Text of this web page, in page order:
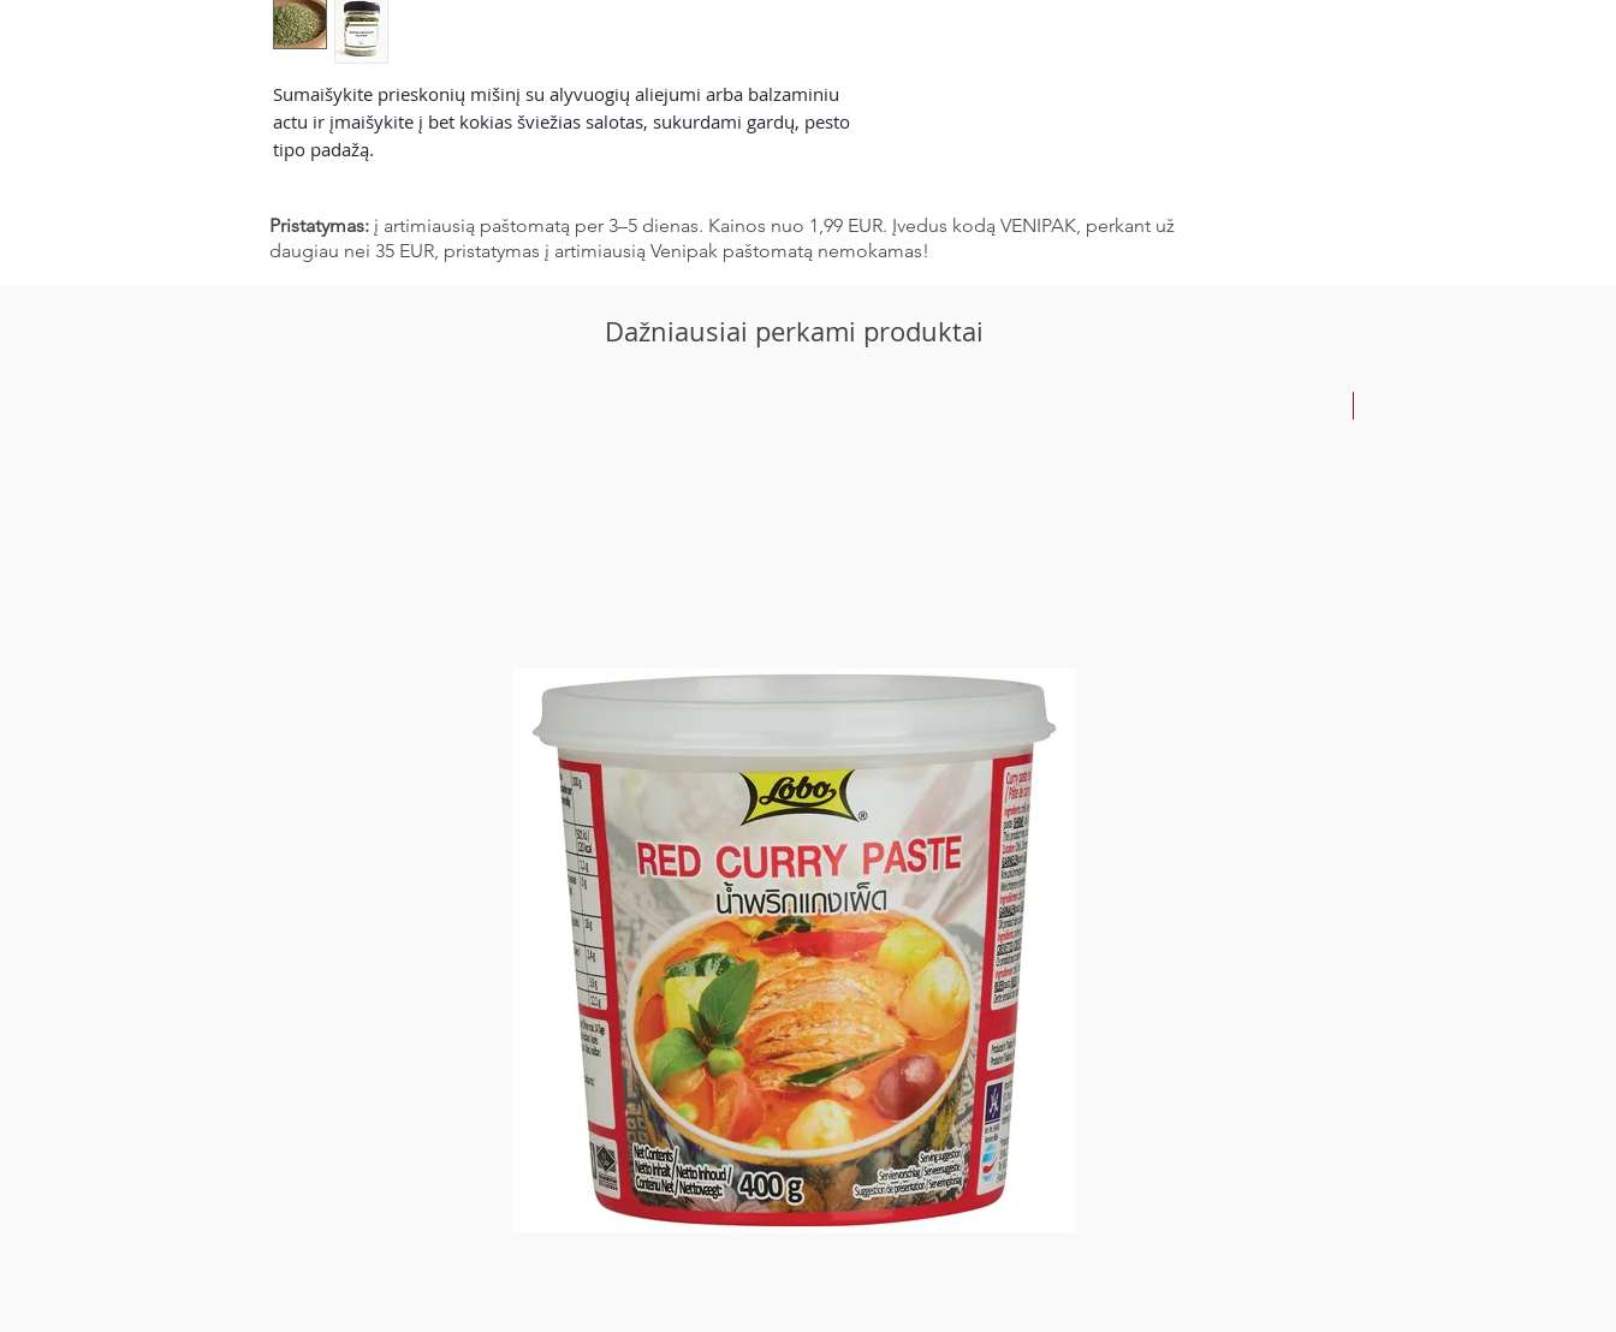
Sumaišykite prieskonių mišinį su alyvuogių aliejumi arba balzaminiu
actu ir įmaišykite į bet kokias šviežias salotas, sukurdami gardų, pesto
tipo padažą.
Pristatymas: į artimiausią paštomatą per 3–5 dienas. Kainos nuo 1,99 EUR. Įvedus kodą VENIPAK, perkant už
daugiau nei 35 EUR, pristatymas į artimiausią Venipak paštomatą nemokamas!
Dažniausiai perkami produktai